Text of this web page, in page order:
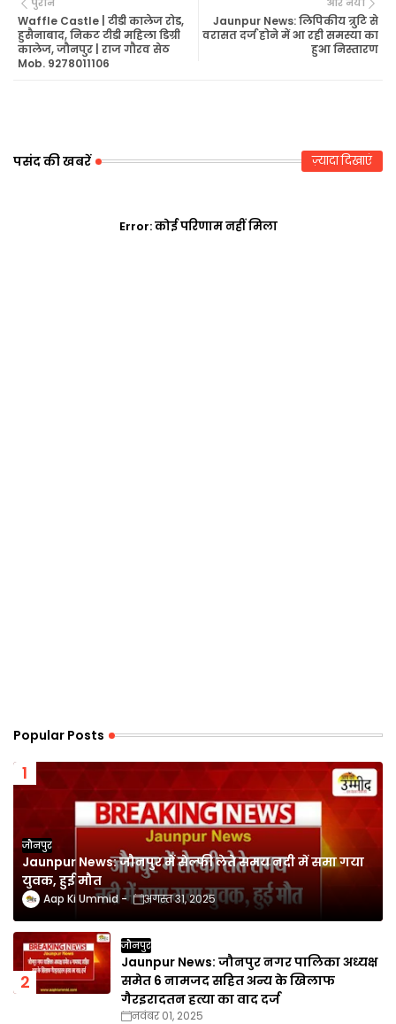
ats
Jaunpur News: लिपिकीय त्रुटि से
वरासत दर्ज होने में आ रही समस्या का
हुआ निस्तारण
Waffle Castle | टीडी कालेज रोड,
हुसैनाबाद, निकट टीडी महिला डिग्री
कालेज, जौनपुर | राज गौरव सेठ
Mob. 9278011106
पसंद की खबरें ज़्यादा दिखाएं
Error:कोई परिणाम नहीं मिला
Popular Posts
जौनपुर
Jaunpur News: जौनपुर में सेल्फी लेते समय नदी में समा गया
युवक, हुई मौत
Aap Ki Ummid अगस्त 31, 2025
जौनपुर
Jaunpur News: जौनपुर नगर पालिका अध्यक्ष
समेत 6 नामजद सहित अन्य के खिलाफ
गैरइरादतन हत्या का वाद दर्ज
नवंबर 01, 2025